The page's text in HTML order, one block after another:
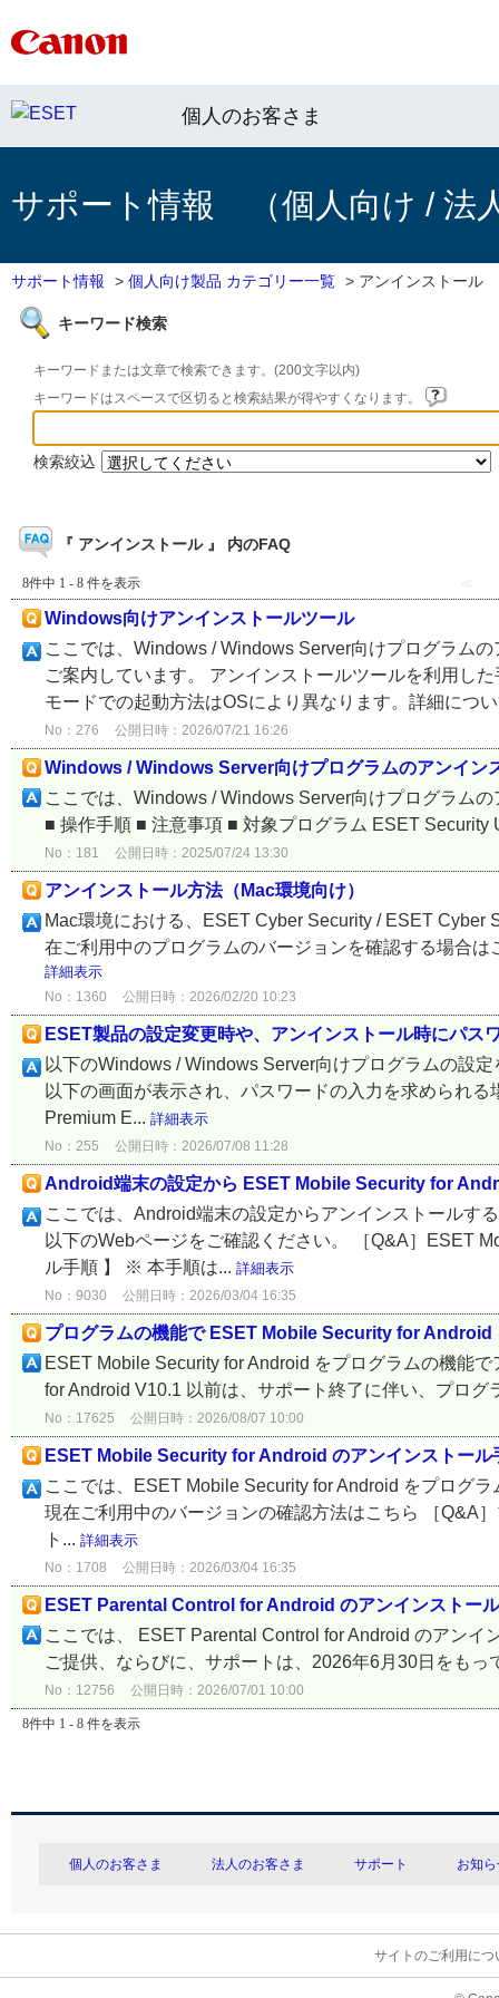
個人のお客さま
サポート情報 （個人向け / 法
サポート情報 > 個人向け製品 カテゴリー一覧 > アンインストール
キーワード検索
キーワードまたは文章で検索できます。(200文字以内)
キーワードはスペースで区切ると検索結果が得やすくなります。
検索絞込
『 アンインストール 』 内のFAQ
8件中 1 - 8 件を表示 ≪
Windows向けアンインストールツール
ここでは、Windows / Windows Server向けプログラム
ご案内しています。 アンインストールツールを利用し
モードでの起動方法はOSにより異なります。詳細につ
No：276 公開日時：2026/07/21 16:26
Windows / Windows Server向けプログラムのアンイン
ここでは、Windows / Windows Server向けプログラム
■ 操作手順 ■ 注意事項 ■ 対象プログラム ESET
No：181 公開日時：2025/07/24 13:30
アンインストール方法（Mac環境向け）
Mac環境における、ESET Cyber Security / ESET
在ご利用中のプログラムのバージョンを確認する場合
詳細表示
No：1360 公開日時：2026/02/20 10:23
ESET製品の設定変更時や、アンインストール時にパス
以下のWindows / Windows Server向けプログラムの設
以下の画面が表示され、パスワードの入力を求められ
Premium E... 詳細表示
No：255 公開日時：2026/07/08 11:28
Android端末の設定から ESET Mobile Security for
ここでは、Android端末の設定からアンインストールす
以下のWebページをご確認ください。 ［Q&A］ESET
ル手順 】 ※ 本手順は... 詳細表示
No：9030 公開日時：2026/03/04 16:35
プログラムの機能で ESET Mobile Security for Android
ESET Mobile Security for Android をプログラムの機能
for Android V10.1 以前は、サポート終了に伴い、プロ
No：17625 公開日時：2026/08/07 10:00
ESET Mobile Security for Android のアンインストール
ここでは、ESET Mobile Security for Android をプログ
現在ご利用中のバージョンの確認方法はこちら ［Q&A
ト... 詳細表示
No：1708 公開日時：2026/03/04 16:35
ESET Parental Control for Android のアンインストー
ここでは、 ESET Parental Control for Android のアン
ご提供、ならびに、サポートは、2026年6月30日をも
No：12756 公開日時：2026/07/01 10:00
8件中 1 - 8 件を表示
個人のお客さま 法人のお客さま サポート お知
サイトのご利用につ